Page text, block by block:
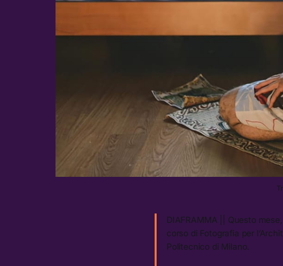
DIAFRAMMA || Questo
corso di Fotografia per
Politecnico di Milano.